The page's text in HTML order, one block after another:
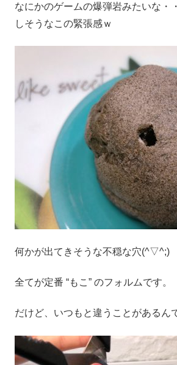
なにかのゲームの爆弾岩みたいな・
しそうなこの緊張感ｗ
何かが出てきそうな不穏な穴(^▽^;)
全てが定番 “もこ” のフォルムです。
だけど、いつもと違うことがあるん